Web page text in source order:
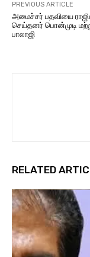
PREVIOUS ARTICLE
அமைச்சர் பதவியை
செய்தனர் பொன்முடி
பாலாஜி
RELATED